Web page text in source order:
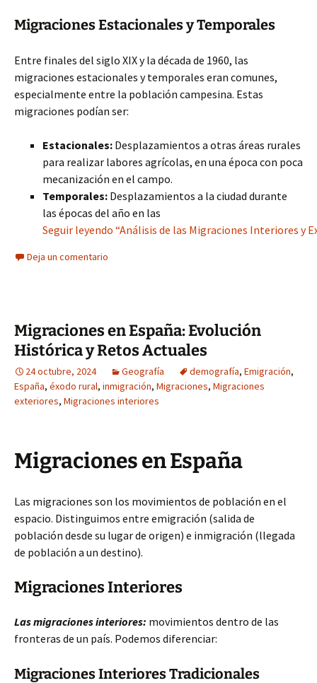
Migraciones Estacionales y Temporales
Entre finales del siglo XIX y la década de 1960, las
migraciones estacionales y temporales eran comunes,
especialmente entre la población campesina. Estas
migraciones podían ser:
Estacionales: Desplazamientos a otras áreas rurales
para realizar labores agrícolas, en una época con poca
mecanización en el campo.
Temporales: Desplazamientos a la ciudad durante
las épocas del año en las
Seguir leyendo “Análisis de las Migraciones Interiores y
Deja un comentario
Migraciones en España: Evolución
Histórica y Retos Actuales
24 octubre, 2024 Geografía demografía, Emigración,
España, éxodo rural, inmigración, Migraciones, Migraciones
exteriores, Migraciones interiores
Migraciones en España
Las migraciones son los movimientos de población en el
espacio. Distinguimos entre emigración (salida de
población desde su lugar de origen) e inmigración (llegada
de población a un destino).
Migraciones Interiores
Las migraciones interiores: movimientos dentro de las
fronteras de un país. Podemos diferenciar:
Migraciones Interiores Tradicionales